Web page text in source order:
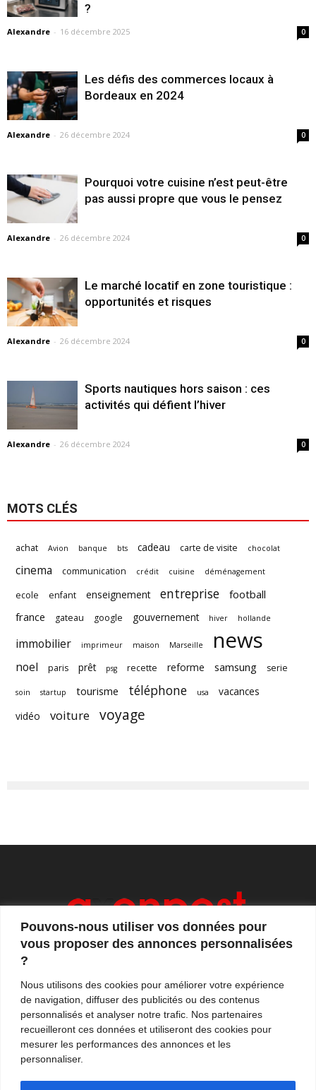
Pouvons-nous utiliser vos données pour
vous proposer des annonces personnalisées
?
Nous utilisons des cookies pour améliorer votre expérience
de navigation, diffuser des publicités ou des contenus
personnalisés et analyser notre trafic. Nos partenaires
recueilleront ces données et utiliseront des cookies pour
mesurer les performances des annonces et les
personnaliser.
?
Alexandre - 16 décembre 2025 0
Les défis des commerces locaux à
Bordeaux en 2024
Alexandre - 26 décembre 2024 0
Pourquoi votre cuisine n’est peut-être
pas aussi propre que vous le pensez
Alexandre - 26 décembre 2024 0
Le marché locatif en zone touristique :
opportunités et risques
Alexandre - 26 décembre 2024 0
Sports nautiques hors saison : ces
activités qui défient l’hiver
Alexandre - 26 décembre 2024 0
MOTS CLÉS
achat Avion banque bts cadeau carte de visite chocolat
cinema communication crédit cuisine déménagement
ecole enfant enseignement entreprise
football
france
gateau google gouvernement hiver hollande
immobilier imprimeur maison Marseille news
noel paris prêt psg recette reforme samsung serie
soin startup tourisme téléphone usa
vacances
vidéo
voiture voyage
et de tendances. Notre équipe de journalistes vous
propose quotidiennement de suivre l'actualité en
France et à l'international.
Contactez-nous:contact@axonpost.com